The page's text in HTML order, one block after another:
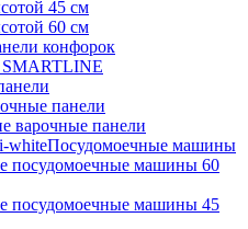
45 см
60 см
конфорок
панели
варочные панели
Посудомоечные машины
посудомоечные машины 60
посудомоечные машины 45